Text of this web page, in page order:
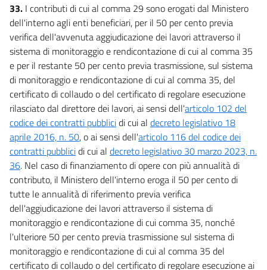
33. I contributi di cui al comma 29 sono erogati dal Ministero
dell'interno agli enti beneficiari, per il 50 per cento previa
verifica dell'avvenuta aggiudicazione dei lavori attraverso il
sistema di monitoraggio e rendicontazione di cui al comma 35
e per il restante 50 per cento previa trasmissione, sul sistema
di monitoraggio e rendicontazione di cui al comma 35, del
certificato di collaudo o del certificato di regolare esecuzione
rilasciato dal direttore dei lavori, ai sensi dell'articolo 102 del
codice dei contratti pubblicidi cui al decreto legislativo 18
aprile 2016, n. 50, o ai sensi dell'articolo 116 del codice dei
contratti pubblicidi cui al decreto legislativo 30 marzo 2023, n.
36. Nel caso di finanziamento di opere con più annualità di
contributo, il Ministero dell'interno eroga il 50 per cento di
tutte le annualità di riferimento previa verifica
dell'aggiudicazione dei lavori attraverso il sistema di
monitoraggio e rendicontazione di cui comma 35, nonché
l'ulteriore 50 per cento previa trasmissione sul sistema di
monitoraggio e rendicontazione di cui al comma 35 del
certificato di collaudo o del certificato di regolare esecuzione ai